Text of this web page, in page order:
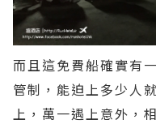
而且這免費船確實有
管制，能迫上多少人
上，萬一遇上意外，